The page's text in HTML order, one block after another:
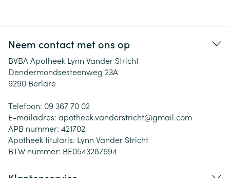
Neem contact met ons op
BVBA Apotheek Lynn Vander Stricht
Dendermondsesteenweg 23A
9290 Berlare
Telefoon: 09 367 70 02
E-mailadres: apotheek.vanderstricht@gmail.com
APB nummer: 421702
Apotheek titularis: Lynn Vander Stricht
BTW nummer: BE0543287694